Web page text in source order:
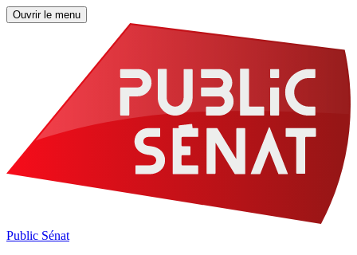
Ouvrir le menu
Public Sénat